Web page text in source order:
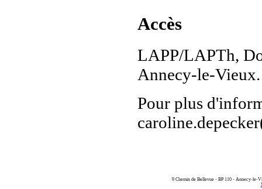
Accès
LAPP/LAPTh,
Annecy-le-
Pour plus
9 Chemin de Bellevue - BP 110 - Annecy-le-